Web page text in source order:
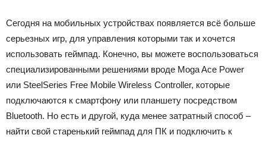
Сегодня на мобильных устройствах появляется всё больше
серьезных игр, для управления которыми так и хочется
использовать геймпад. Конечно, вы можете воспользоваться
специализированными решениями вроде Moga Ace Power
или SteelSeries Free Mobile Wireless Controller, которые
подключаются к смартфону или планшету посредством
Bluetooth. Но есть и другой, куда менее затратный способ –
найти свой старенький геймпад для ПК и подключить к